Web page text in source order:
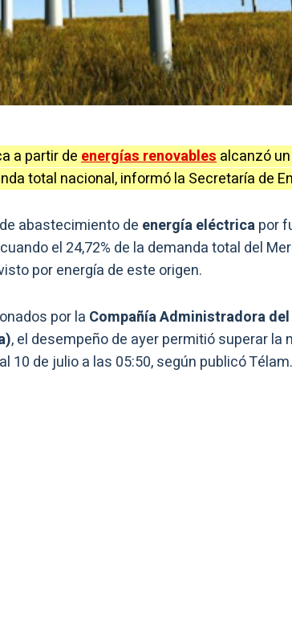
a partir deenergías renovablesalcanzó
total nacional, informó la Secretaría de
abastecimiento de energía eléctricapor
el 24,72% de la demanda total del
por energía de este origen.
por la Compañía Administradora
, el desempeño de ayer permitió superar la
10 de julio a las 05:50, según publicó Télam.